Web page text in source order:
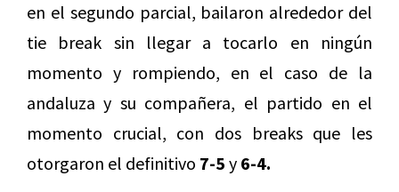
en el segundo parcial, bailaron alrededor del
tie break sin llegar a tocarlo en ningún
momento y rompiendo, en el caso de la
andaluza y su compañera, el partido en el
momento crucial, con dos breaks que les
otorgaron el definitivo 7-5 y 6-4.